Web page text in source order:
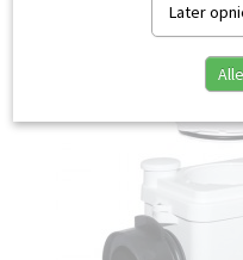
Later